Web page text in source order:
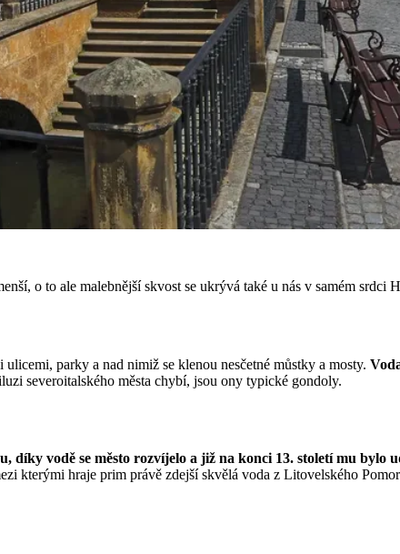
o to ale malebnější skvost se ukrývá také u nás v samém srdci
parky a nad nimiž se klenou nesčetné můstky a mosty.
severoitalského města chybí, jsou ony typické gondoly.
díky vodě se město rozvíjelo a již na konci 13. století mu bylo
kterými hraje prim právě zdejší skvělá voda z Litovelského